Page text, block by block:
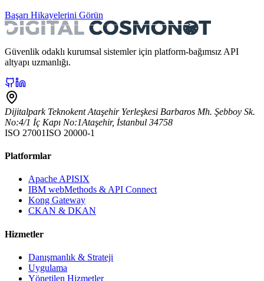
Başarı Hikayelerini Görün
Güvenlik odaklı kurumsal sistemler için platform-bağımsız API
altyapı uzmanlığı.
Dijitalpark Teknokent Ataşehir Yerleşkesi Barbaros Mh. Şebboy Sk.
No:4/1 İç Kapı No:1Ataşehir, İstanbul 34758
ISO 27001ISO 20000-1
Platformlar
Apache APISIX
IBM webMethods & API Connect
Kong Gateway
CKAN & DKAN
Hizmetler
Danışmanlık & Strateji
Uygulama
Yönetilen Hizmetler